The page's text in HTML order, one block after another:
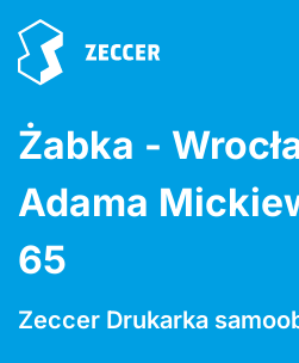
Żabka -
Adama
65
Zeccer Drukarka